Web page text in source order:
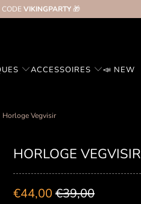
VIKINGPARTY🎁
ACCESSOIRES 📣 NEW
Horloge Vegvisir
HORLOGE VEGVISIR
€44,00 €39,00